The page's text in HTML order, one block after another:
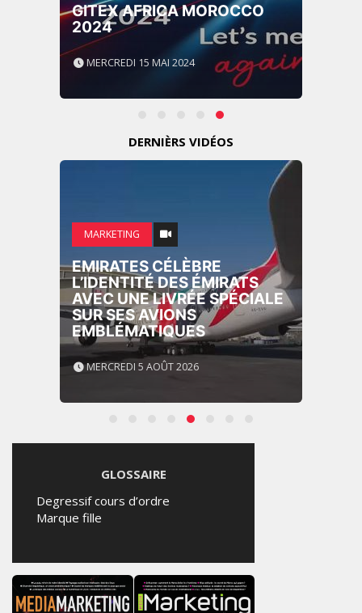
GITEX AFRICA MOROCCO
2024
MERCREDI 15 MAI 2024
DERNIÈRS VIDÉOS
MARKETING
EMIRATES CÉLÈBRE
L’IDENTITÉ DES ÉMIRATS
AVEC UNE LIVRÉE SPÉCIALE
SUR SES AVIONS
EMBLÉMATIQUES
MERCREDI 5 AOÛT 2026
GLOSSAIRE
Degressif cours d’ordre
Marque fille